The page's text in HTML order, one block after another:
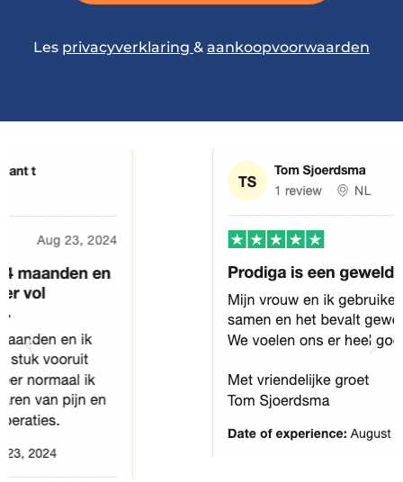
Les privacyverklaring & aankoopvoorwaarden